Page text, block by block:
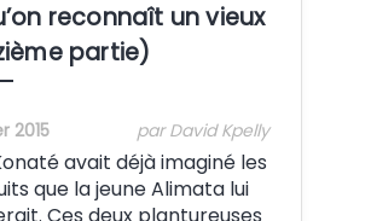
reconnaît un vieux
partie)
2015 par David Kpelly
avait déjà imaginé les
que la jeune Alimata lui